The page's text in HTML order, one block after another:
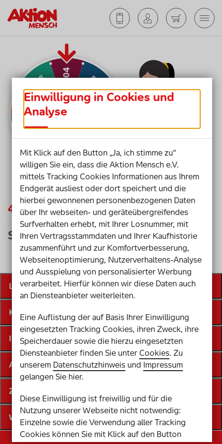
404
Seite nicht gefunden
Lose
Kundenservice
Informationen
Aktion Mensch
Zahlung und Versand
Wir sind zertifiziert
Unsere Social Media Känale
Einwilligung in Cookies und
Analyse
Mit Klick auf den Button „Ja, ich stimme zu“
willigen Sie ein, dass die Aktion Mensch e.V.
mittels Tracking Cookies Informationen aus Ihrem
Endgerät ausliest oder dort speichert und die
hierbei gewonnenen personenbezogenen Daten
über Ihr webseiten- und geräteübergreifendes
Surfverhalten erhebt, mit Ihrer Losnummer, mit
Ihren Vertragsstammdaten und Ihrer Kaufhistorie
zusammenführt und zur Komfortverbesserung,
Webseitenoptimierung, Nutzerverhaltens-Analyse
und Ausspielung von personalisierter Werbung
verarbeitet. Hierfür können wir diese Daten auch
an Diensteanbieter weiterleiten.
Eine Auflistung der auf Basis Ihrer Einwilligung
eingesetzten Tracking Cookies, ihren Zweck, ihre
Speicherdauer sowie die hierzu eingesetzten
Diensteanbieter finden Sie unterCookies. Zu
unserem Datenschutzhinweis und Impressum
gelangen Sie hier.
Diese Einwilligung ist freiwillig und für die
Nutzung unserer Webseite nicht notwendig:
Einzelne sowie die Verwendung aller Tracking
Cookies können Sie mit Klick auf den Button